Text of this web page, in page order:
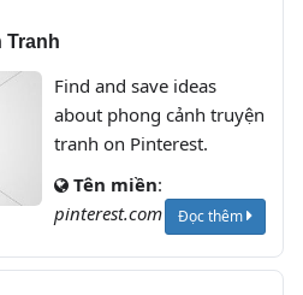
Tranh
Find and save ideas
about phong cảnh truyện
tranh on Pinterest.
Tên miền:
pinterest.com
Đọc thêm